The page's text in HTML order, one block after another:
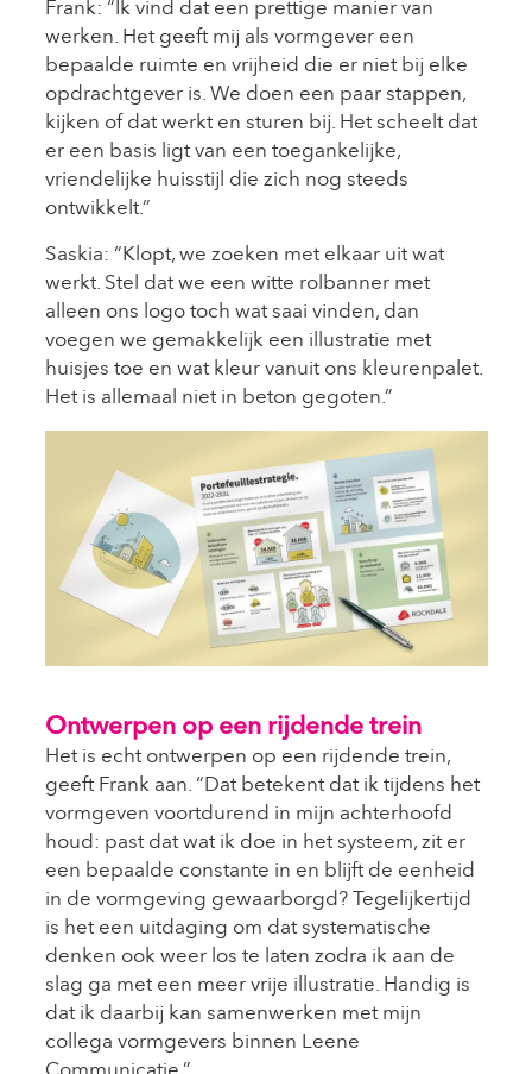
Frank: “Ik vind dat een prettige manier van
werken. Het geeft mij als vormgever een
bepaalde ruimte en vrijheid die er niet bij elke
opdrachtgever is. We doen een paar stappen,
kijken of dat werkt en sturen bij. Het scheelt dat
er een basis ligt van een toegankelijke,
vriendelijke huisstijl die zich nog steeds
ontwikkelt.”
Saskia: “Klopt, we zoeken met elkaar uit wat
werkt. Stel dat we een witte rolbanner met
alleen ons logo toch wat saai vinden, dan
voegen we gemakkelijk een illustratie met
huisjes toe en wat kleur vanuit ons kleurenpalet.
Het is allemaal niet in beton gegoten.”
Ontwerpen op een rijdende trein
Het is echt ontwerpen op een rijdende trein,
geeft Frank aan. “Dat betekent dat ik tijdens het
vormgeven voortdurend in mijn achterhoofd
houd: past dat wat ik doe in het systeem, zit er
een bepaalde constante in en blijft de eenheid
in de vormgeving gewaarborgd? Tegelijkertijd
is het een uitdaging om dat systematische
denken ook weer los te laten zodra ik aan de
slag ga met een meer vrije illustratie. Handig is
dat ik daarbij kan samenwerken met mijn
collega vormgevers binnen Leene